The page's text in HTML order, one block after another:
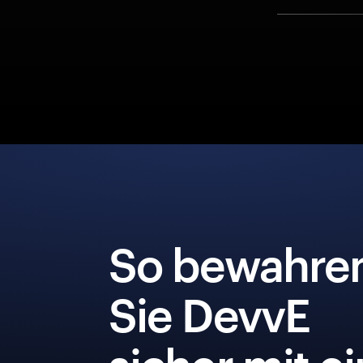
So
Sie DevvE